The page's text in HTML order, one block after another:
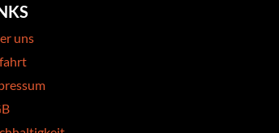
uns